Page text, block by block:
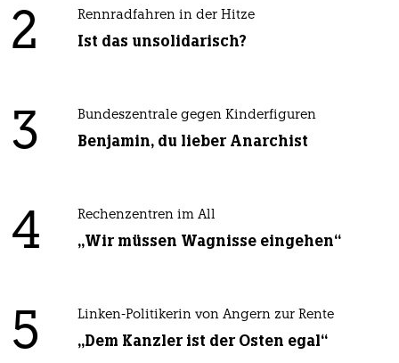
2 Rennradfahren in der Hitze
Ist das unsolidarisch?
3 Bundeszentrale gegen Kinderfiguren
Benjamin, du lieber Anarchist
4 Rechenzentren im All
„Wir müssen Wagnisse eingehen“
5 Linken-Politikerin von Angern zur Rente
„Dem Kanzler ist der Osten egal“